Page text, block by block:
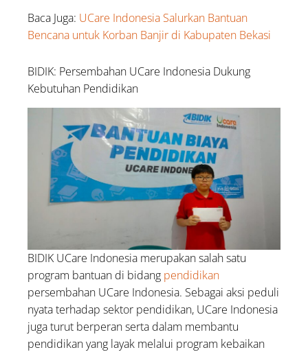
Baca Juga: UCare Indonesia Salurkan Bantuan
Bencana untuk Korban Banjir di Kabupaten Bekasi
BIDIK: Persembahan UCare Indonesia Dukung
Kebutuhan Pendidikan
BIDIK UCare Indonesia merupakan salah satu
program bantuan di bidang pendidikan
persembahan UCare Indonesia. Sebagai aksi peduli
nyata terhadap sektor pendidikan, UCare Indonesia
juga turut berperan serta dalam membantu
pendidikan yang layak melalui program kebaikan